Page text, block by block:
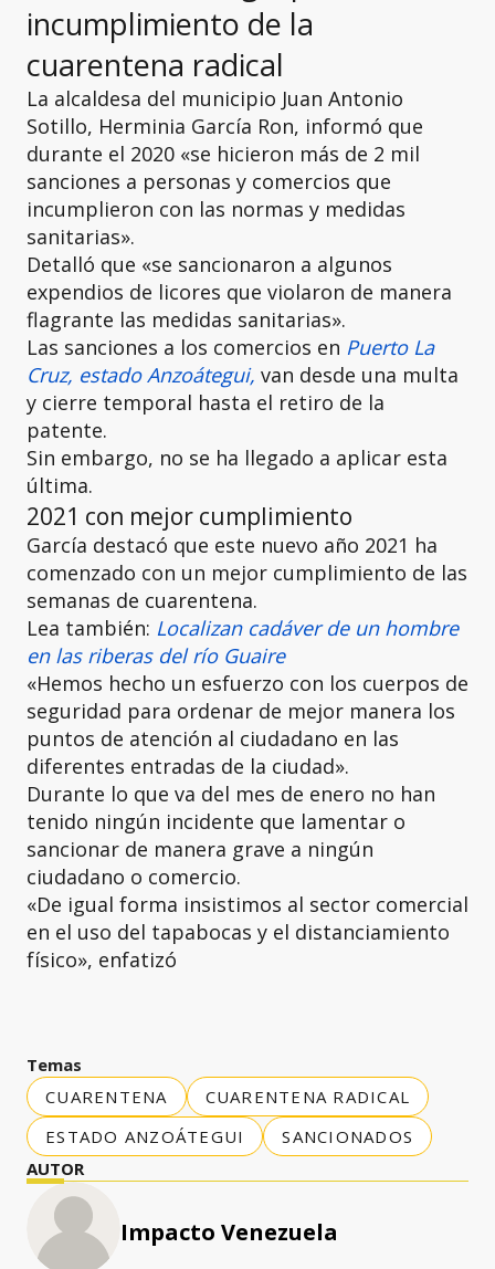
incumplimiento de la
cuarentena radical
La alcaldesa del municipio Juan Antonio
Sotillo, Herminia García Ron, informó que
durante el 2020 «se hicieron más de 2 mil
sanciones a personas y comercios que
incumplieron con las normas y medidas
sanitarias».
Detalló que «se sancionaron a algunos
expendios de licores que violaron de manera
flagrante las medidas sanitarias».
Las sanciones a los comercios en Puerto La
Cruz, estado Anzoátegui, van desde una multa
y cierre temporal hasta el retiro de la
patente.
Sin embargo, no se ha llegado a aplicar esta
última.
2021 con mejor cumplimiento
García destacó que este nuevo año 2021 ha
comenzado con un mejor cumplimiento de las
semanas de cuarentena.
Lea también: Localizan cadáver de un hombre
en las riberas del río Guaire
«Hemos hecho un esfuerzo con los cuerpos de
seguridad para ordenar de mejor manera los
puntos de atención al ciudadano en las
diferentes entradas de la ciudad».
Durante lo que va del mes de enero no han
tenido ningún incidente que lamentar o
sancionar de manera grave a ningún
ciudadano o comercio.
«De igual forma insistimos al sector comercial
en el uso del tapabocas y el distanciamiento
físico», enfatizó
Temas
CUARENTENA
CUARENTENA RADICAL
ESTADO ANZOÁTEGUI
SANCIONADOS
AUTOR
Impacto Venezuela